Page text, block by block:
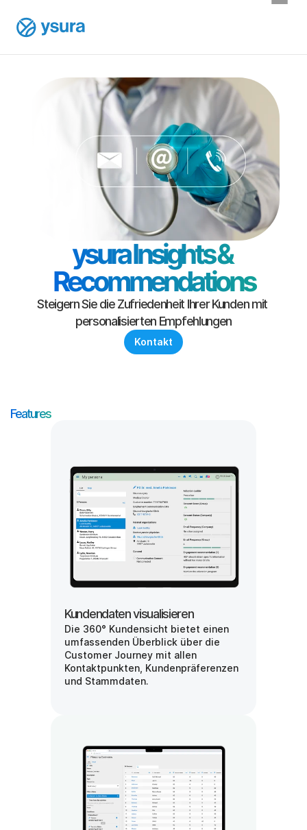
ysura Insights &
Recommendations
Steigern Sie die Zufriedenheit Ihrer Kunden mit
personalisierten Empfehlungen
Kontakt
Features
Kundendaten visualisieren
Die 360° Kundensicht bietet einen
umfassenden Überblick über die
Customer Journey mit allen
Kontaktpunkten, Kundenpräferenzen
und Stammdaten.